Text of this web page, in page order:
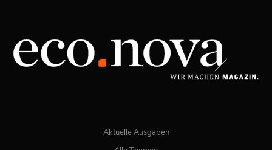
JETZT BESTELLEN
Aktuelle Ausgaben